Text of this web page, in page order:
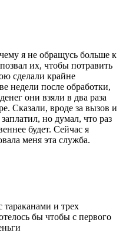
я не обращусь больше к
их, чтобы потравить
сделали крайне
недели после обработки,
они взяли в два раза
Сказали, вроде за вызов и
но думал, что раз
будет. Сейчас я
меня эта служба.
и трех
бы чтобы с первого